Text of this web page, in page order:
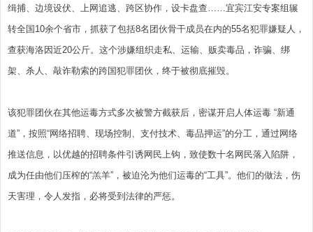
缉捕、边境设伏、上网追逃、跨区协作，设卡盘查……宜宾江安专案组辗
转全国10余个省市，抓获了包括8名团伙骨干成员在内的55名犯罪嫌疑人，
查获海洛因近20公斤。这个涉嫌组织走私、运输、贩卖毒品，诈骗、绑
架、杀人、敲诈勒索的跨国犯罪团伙，终于被彻底摧毁。
该犯罪团伙在其他运毒方式多次被警方截获后，密谋开启人体运毒 “新通
道”，按照“网络招聘、现场控制、支付技术、毒品押运”的分工，通过网络
推送信息，以优越的招聘条件引诱网民上钩，致使数十名网民落入陷阱，
成为任由他们压榨的“羔羊”，被迫沦为他们运毒的“工具”。他们的做法，伤
天害理，令人发指，必将受到法律的严惩。